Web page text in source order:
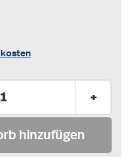
+
hinzufügen